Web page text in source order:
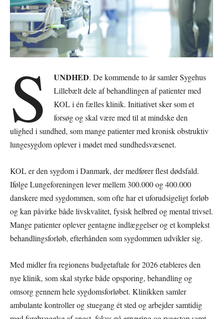
S UNDHED. De kommende to år samler Sygehus
Lillebælt dele af behandlingen af patienter med
KOL i én fælles klinik. Initiativet sker som et
forsøg og skal være med til at mindske den
ulighed i sundhed, som mange patienter med kronisk obstruktiv
lungesygdom oplever i mødet med sundhedsvæsenet.
KOL er den sygdom i Danmark, der medfører flest dødsfald.
Ifølge Lungeforeningen lever mellem 300.000 og 400.000
danskere med sygdommen, som ofte har et uforudsigeligt forløb
og kan påvirke både livskvalitet, fysisk helbred og mental trivsel.
Mange patienter oplever gentagne indlæggelser og et komplekst
behandlingsforløb, efterhånden som sygdommen udvikler sig.
Med midler fra regionens budgetaftale for 2026 etableres den
nye klinik, som skal styrke både opsporing, behandling og
omsorg gennem hele sygdomsforløbet. Klinikken samler
ambulante kontroller og stuegang ét sted og arbejder samtidig